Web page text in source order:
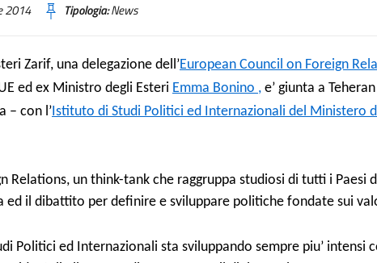
2014 Tipologia:News
Zarif, una delegazione dell’European Council on Foreign
ed ex Ministro degli Esteri Emma Bonino , e’ giunta a
– con l’ Istituto di Studi Politici ed Internazionali del Ministero
Relations, un think-tank che raggruppa studiosi di tutti i Paesi
ed il dibattito per definire e sviluppare politiche fondate sui
Politici ed Internazionali sta sviluppando sempre piu’ intensi